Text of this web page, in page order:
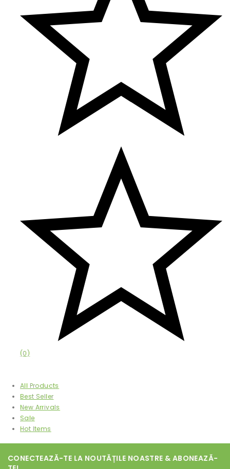
(0)
All Products
Best Seller
New Arrivals
Sale
Hot Items
CONECTEAZĂ-TE LA NOUTĂȚILE NOASTRE & ABONEAZĂ-